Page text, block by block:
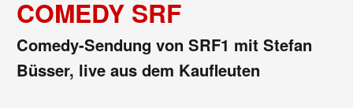
COMEDY SRF
Comedy-Sendung von SRF1 mit Stefan
Büsser, live aus dem Kaufleuten